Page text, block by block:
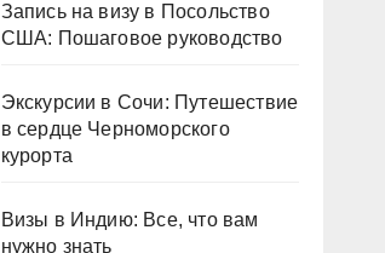
Запись на визу в Посольство
США: Пошаговое руководство
Экскурсии в Сочи: Путешествие
в сердце Черноморского
курорта
Визы в Индию: Все, что вам
нужно знать